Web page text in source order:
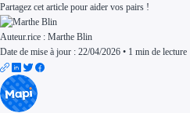
Partagez cet article pour aider vos pairs !
Auteur.rice : Marthe Blin
Date de mise à jour : 22/04/2026 • 1 min de lecture